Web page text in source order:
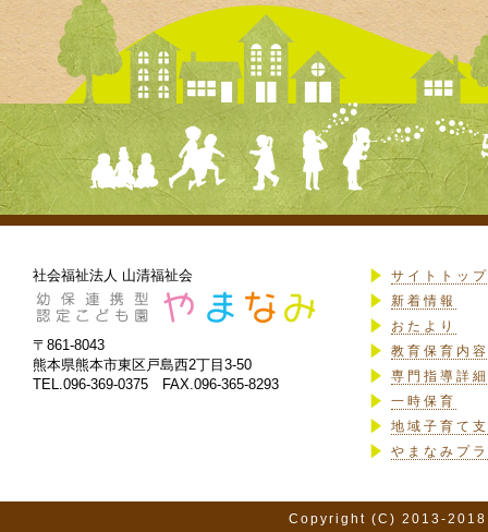
社会福祉法人 山清福祉会
〒861-8043
熊本県熊本市東区戸島西2丁目3-50
TEL.096-369-0375 FAX.096-365-8293
サイトトップ
新着情報
おたより
教育保育内
専門指導詳細
一時保育
地域子育て
やまなみプ
Copyright (C) 2013-